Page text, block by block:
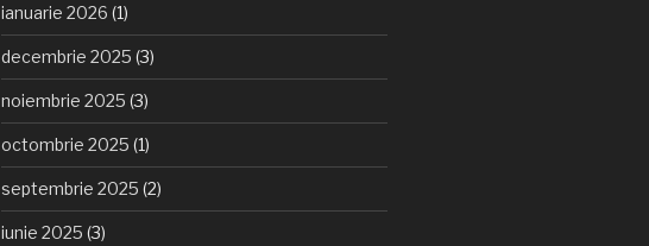
ianuarie 2026 (1)
decembrie 2025 (3)
noiembrie 2025 (3)
octombrie 2025 (1)
septembrie 2025 (2)
iunie 2025 (3)